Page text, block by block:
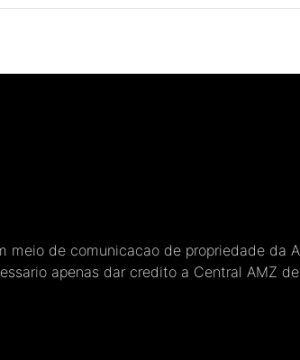
meio de comunicacao de propriedade da
apenas dar credito a Central AMZ